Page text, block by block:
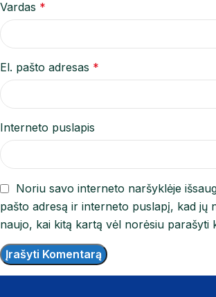
Vardas *
El. pašto adresas *
Interneto puslapis
Noriu savo interneto naršyklėje
pašto adresą ir interneto puslapį, kad jų
naujo, kai kitą kartą vėl norėsiu parašyti